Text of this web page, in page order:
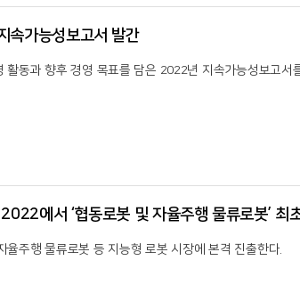
속가능성보고서 발간
활동과 향후 경영 목표를 담은 2022년 지속가능성보고서
에서 ‘협동로봇 및 자율주행 물류로봇’ 최
율주행 물류로봇 등 지능형 로봇 시장에 본격 진출한다.